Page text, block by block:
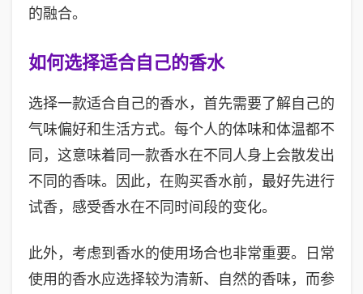
的融合。
如何选择适合自己的香水
选择一款适合自己的香水，首先需要了解自己的
气味偏好和生活方式。每个人的体味和体温都不
同，这意味着同一款香水在不同人身上会散发出
不同的香味。因此，在购买香水前，最好先进行
试香，感受香水在不同时间段的变化。
此外，考虑到香水的使用场合也非常重要。日常
使用的香水应选择较为清新、自然的香味，而参